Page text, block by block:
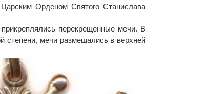
Орденом Святого Станислава
перекрещенные мечи. В
степени, мечи размещались в верхней